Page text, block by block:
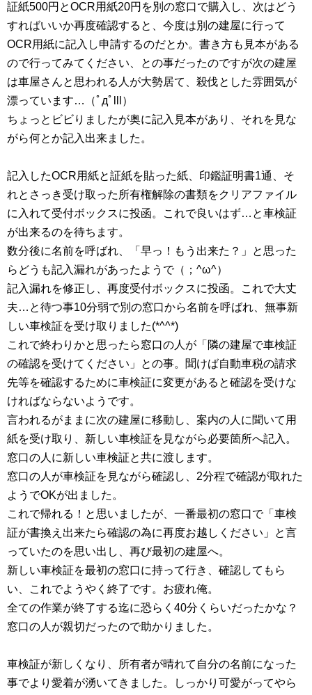
証紙500円とOCR用紙20円を別の窓口で購入し、次はどう
すればいいか再度確認すると、今度は別の建屋に行って
OCR用紙に記入し申請するのだとか。書き方も見本がある
ので行ってみてください、との事だったのですが次の建屋
は車屋さんと思われる人が大勢居て、殺伐とした雰囲気が
漂っています…（ﾟдﾟlll）
ちょっとビビりましたが奥に記入見本があり、それを見な
がら何とか記入出来ました。
記入したOCR用紙と証紙を貼った紙、印鑑証明書1通、そ
れとさっき受け取った所有権解除の書類をクリアファイル
に入れて受付ボックスに投函。これで良いはず…と車検証
が出来るのを待ちます。
数分後に名前を呼ばれ、「早っ！もう出来た？」と思った
らどうも記入漏れがあったようで（；^ω^）
記入漏れを修正し、再度受付ボックスに投函。これで大丈
夫…と待つ事10分弱で別の窓口から名前を呼ばれ、無事新
しい車検証を受け取りました(*^^*)
これで終わりかと思ったら窓口の人が「隣の建屋で車検証
の確認を受けてください」との事。聞けば自動車税の請求
先等を確認するために車検証に変更があると確認を受けな
ければならないようです。
言われるがままに次の建屋に移動し、案内の人に聞いて用
紙を受け取り、新しい車検証を見ながら必要箇所へ記入。
窓口の人に新しい車検証と共に渡します。
窓口の人が車検証を見ながら確認し、2分程で確認が取れた
ようでOKが出ました。
これで帰れる！と思いましたが、一番最初の窓口で「車検
証が書換え出来たら確認の為に再度お越しください」と言
っていたのを思い出し、再び最初の建屋へ。
新しい車検証を最初の窓口に持って行き、確認してもら
い、これでようやく終了です。お疲れ俺。
全ての作業が終了する迄に恐らく40分くらいだったかな？
窓口の人が親切だったので助かりました。
車検証が新しくなり、所有者が晴れて自分の名前になった
事でより愛着が湧いてきました。しっかり可愛がってやら